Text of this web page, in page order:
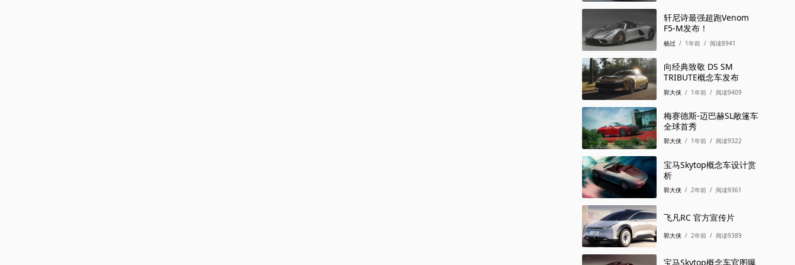
/ 2个月前 / 阅读1340
轩尼诗最强超跑Venom
F5-M发布！
杨过 / 1年前 / 阅读8941
向经典致敬 DS SM
TRIBUTE概念车发布
郭大侠 / 1年前 / 阅读9409
梅赛德斯-迈巴赫SL敞篷车
全球首秀
郭大侠 / 1年前 / 阅读9322
宝马Skytop概念车设计赏
析
郭大侠 / 2年前 / 阅读9361
飞凡RC 官方宣传片
郭大侠 / 2年前 / 阅读9389
宝马Skytop概念车官图曝